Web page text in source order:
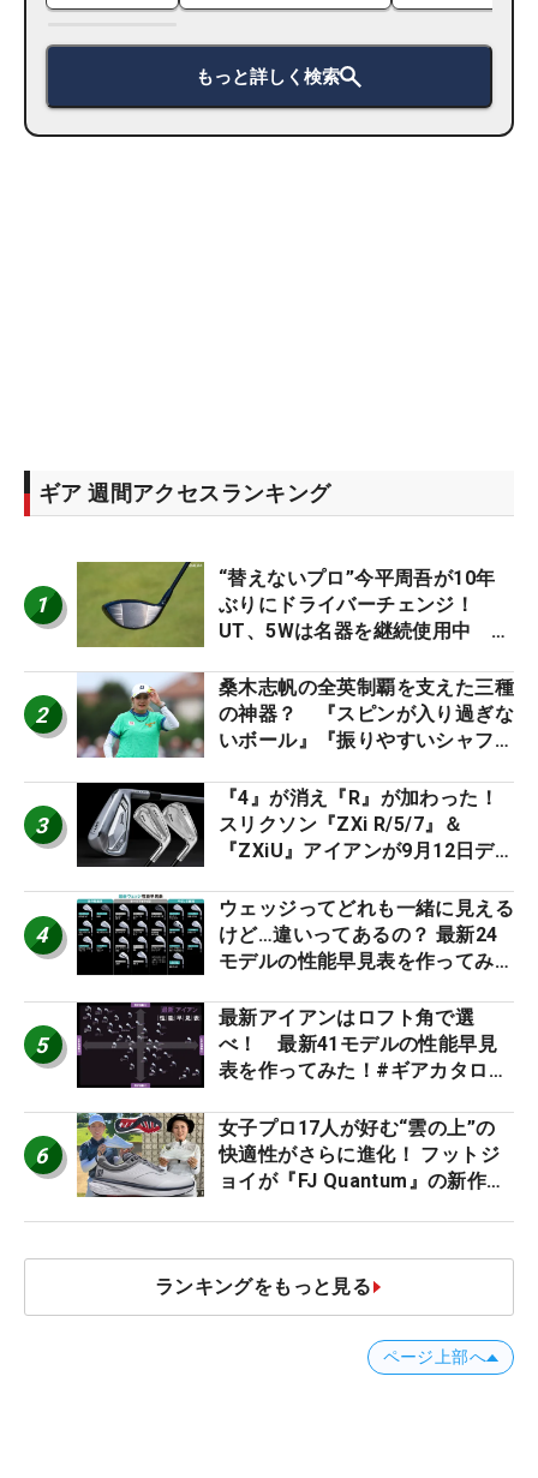
もっと詳しく検索
ギア 週間アクセスランキング
1
“替えないプロ”今平周吾が10年
ぶりにドライバーチェンジ！
UT、5Wは名器を継続使用中 #
2
桑木志帆の全英制覇を支えた三種
の神器？ 『スピンが入り過ぎな
いボール』『振りやすいシャフ
ー』 #女子プロセッティング
3
『4』が消え『R』が加わった！
スリクソン『ZXi R/5/7』＆
『ZXiU』アイアンが9月12日デ
4
ウェッジってどれも一緒に見える
けど…違いってあるの？ 最新24
モデルの性能早見表を作ってみ
5
最新アイアンはロフト角で選
べ！ 最新41モデルの性能早見
表を作ってみた！#ギアカタログ
6
女子プロ17人が好む“雲の上”の
快適性がさらに進化！ フットジ
ョイが『FJ Quantum』の新作を
ランキングをもっと見る
ページ上部へ